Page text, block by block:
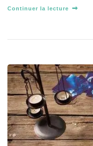
Continuer la lecture